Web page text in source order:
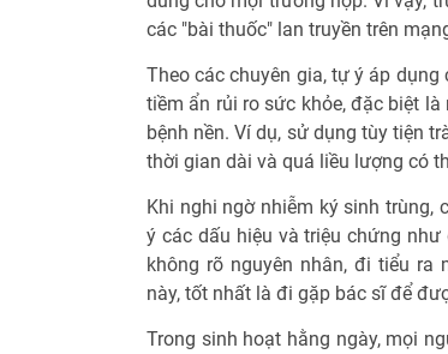
các "bài thuốc" lan truyền trên
Theo các chuyên gia, tự ý áp
tiềm ẩn rủi ro sức khỏe, đặc biệt
bệnh nền. Ví dụ, sử dụng tùy tiện
thời gian dài và quá liều lượng có
Khi nghi ngờ nhiễm ký sinh trùng,
ý các dấu hiệu và triệu chứng
không rõ nguyên nhân, đi tiểu ra
này, tốt nhất là đi gặp bác sĩ để
Trong sinh hoạt hằng ngày, mọi